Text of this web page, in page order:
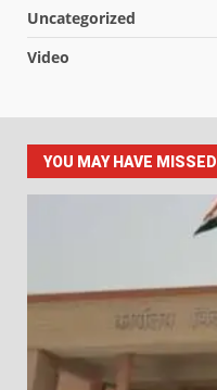
Uncategorized
Video
YOU MAY HAVE MISSED